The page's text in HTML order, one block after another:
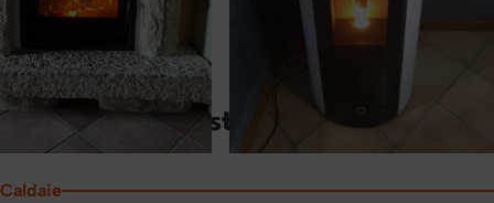
Alcune delle nostre realizzazioni
Caldaie